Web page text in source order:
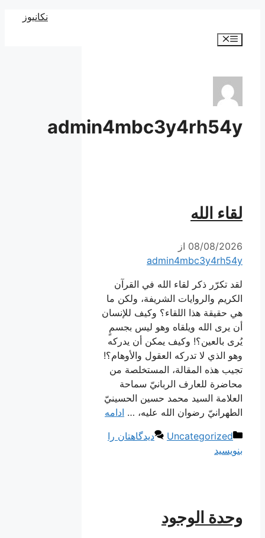
محتوا
نکانیوز
فهرست
admin4mbc3y4rh54y
لقاء الله
08/08/2026 از
admin4mbc3y4rh54y
لقد تكرّر ذكر لقاء الله في القرآن
الكريم والروايات الشريفة، ولكن ما
هي حقيقة هذا اللقاء؟ وكيف للإنسان
أن يرى الله ويلقاه وهو ليس بجسمٍ
يُرى بالعين؟! وكيف يمكن أن يدركه
وهو الذي لا تدركه العقول والأوهام؟!
تجيب هذه المقالة، المستخلصة من
محاضرة للعارف الربانيّ سماحة
العلامة السيد محمد حسين الحسينيّ
الطهرانيّ رضوان الله عليه، … ادامه
دسته‌ها
Uncategorized
دیدگاهتان را
بنویسید
وحدة الوجود